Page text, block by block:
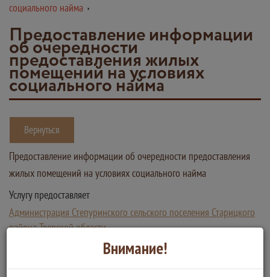
социального найма
Предоставление информации
об очередности
предоставления жилых
помещений на условиях
социального найма
Вернуться
Предоставление информации об очередности предоставления
жилых помещений на условиях социального найма
Услугу предоставляет
Администрация Степуринского сельского поселения Старицкого
района Тверской области
Получение информации об очередности предоставления
жилых помещений на условиях социального найма
Внимание!